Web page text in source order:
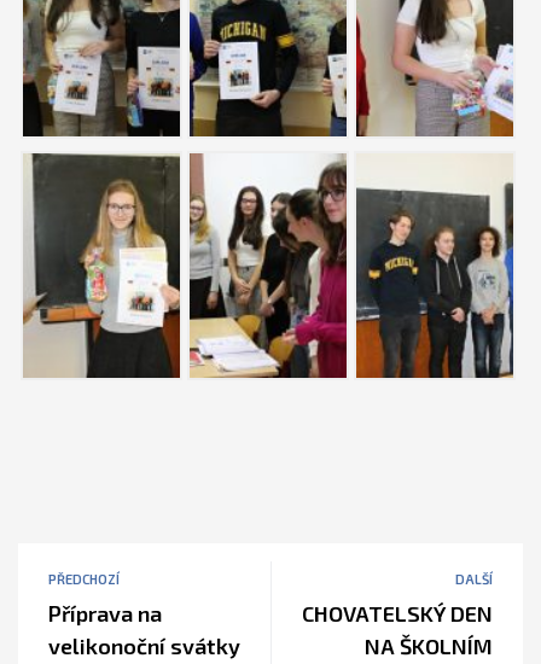
PŘEDCHOZÍ
Příprava na
velikonoční svátky
DALŠÍ
CHOVATELSKÝ DEN
NA ŠKOLNÍM